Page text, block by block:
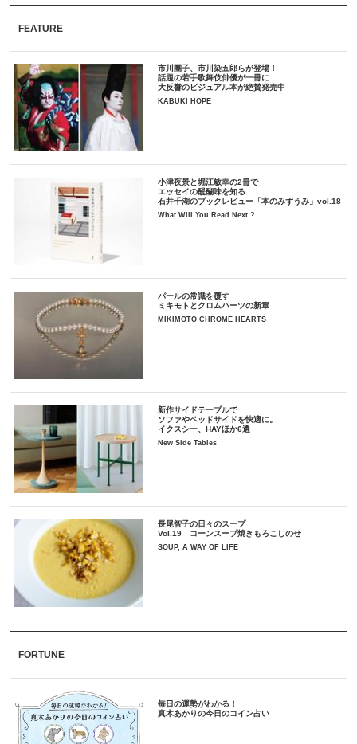
FEATURE
市川團子、市川染五郎らが登場！
話題の若手歌舞伎俳優が一冊に
大反響のビジュアル本が絶賛発売中
KABUKI HOPE
小津夜景と堀江敏幸の2冊で
エッセイの醍醐味を知る
石井千湖のブックレビュー「本のみずうみ」vol.18
What Will You Read Next ?
パールの常識を覆す
ミキモトとクロムハーツの新章
MIKIMOTO CHROME HEARTS
新作サイドテーブルで
ソファやベッドサイドを快適に。
イクスシー、HAYほか6選
New Side Tables
長尾智子の日々のスープ
Vol.19 コーンスープ焼きもろこしのせ
SOUP, A WAY OF LIFE
FORTUNE
毎日の運勢がわかる！